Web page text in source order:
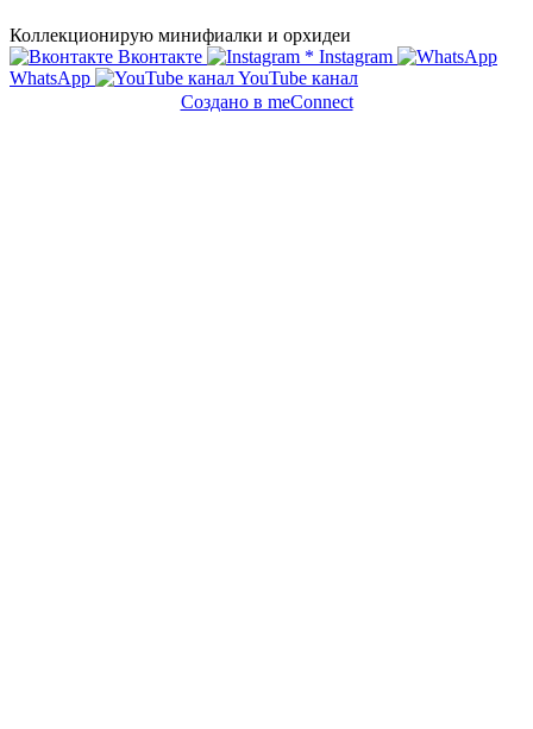
Коллекционирую минифиалки и орхидеи
Вконтакте
* Instagram
WhatsApp
YouTube канал
Создано в meConnect